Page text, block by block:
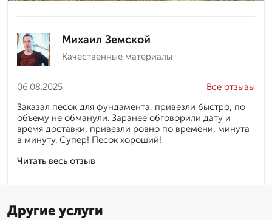
Михаил Земской
Качественные материалы
06.08.2025
Читать весь отзыв
Все отзывы
Заказал песок для фундамента, привезли быстро, по
объему не обманули. Заранее обговорили дату и
время доставки, привезли ровно по времени, минута
в минуту. Супер! Песок хороший!
Другие услуги